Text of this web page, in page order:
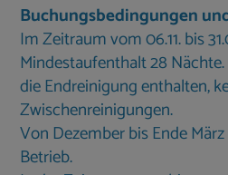
Buchungsbedingungen
Im Zeitraum vom 06.11. bis
Mindestaufenthalt 28
die Endreinigung enthalten,
Zwischenreinigungen.
Von Dezember bis Ende
Betrieb.